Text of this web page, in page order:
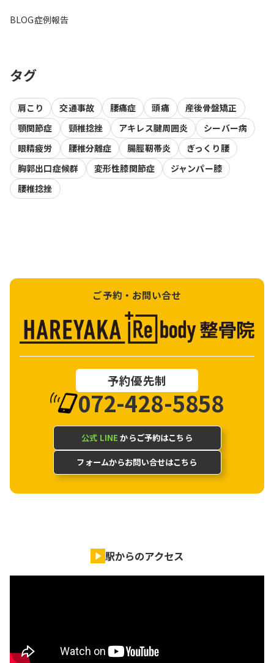
BLOG症例報告
タグ
肩こり 交通事故 腰痛症 頭痛
産後骨盤矯正
顎関節症
頸椎捻挫 アキレス腱周囲炎
シーバー病
眼精疲労
腰椎分離症 腸脛靭帯炎
ぎっくり腰
胸郭出口症候群
変形性膝関節症
ジャンパー膝
腰椎捻挫
ご予約・お問い合せ
予約優先制
072-428-5858
公式 LINE からご予約はこちら
フォームからお問い合せはこちら
駅からのアクセス